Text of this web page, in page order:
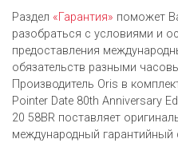
Раздел «Гарантия» поможет
разобраться с условиями и
предоставления
обязательств разными
Производитель Oris в
Pointer Date 80th Anniversary
20 58BR поставляет
международный гарантийный